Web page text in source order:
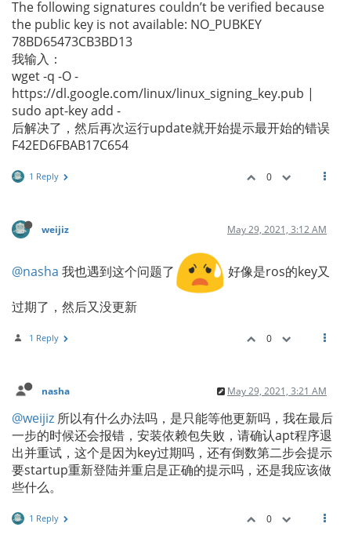
The following signatures couldn’t be verified because
the public key is not available: NO_PUBKEY
78BD65473CB3BD13
我输入：
wget -q -O -
https://dl.google.com/linux/linux_signing_key.pub |
sudo apt-key add -
后解决了，然后再次运行update就开始提示最开始的错误
F42ED6FBAB17C654
1 Reply 0
weijiz May 29, 2021, 3:12 AM
@nasha 我也遇到这个问题了 好像是ros的key又
过期了，然后又没更新
1 Reply 0
nasha May 29, 2021, 3:21 AM
@weijiz 所以有什么办法吗，是只能等他更新吗，我在最后
一步的时候还会报错，安装依赖包失败，请确认apt程序退
出并重试，这个是因为key过期吗，还有倒数第二步会提示
要startup重新登陆并重启是正确的提示吗，还是我应该做
些什么。
1 Reply 0